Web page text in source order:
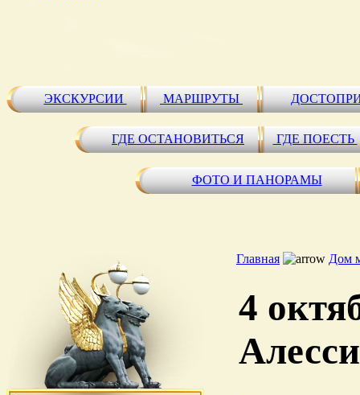
ЭКСКУРСИИ МАРШРУТЫ
ГДЕ ОСТАНОВИТЬСЯ ГДЕ ПОЕСТЬ
ФОТО И ПАНОРАМЫ
Главная Дом
4